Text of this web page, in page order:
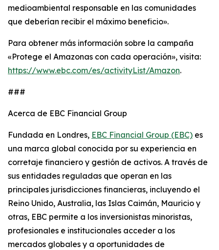
medioambiental responsable en las comunidades
que deberían recibir el máximo beneficio».
Para obtener más información sobre la campaña
«Protege el Amazonas con cada operación», visita:
https://www.ebc.com/es/activityList/Amazon.
###
Acerca de EBC Financial Group
Fundada en Londres, EBC Financial Group (EBC) es
una marca global conocida por su experiencia en
corretaje financiero y gestión de activos. A través de
sus entidades reguladas que operan en las
principales jurisdicciones financieras, incluyendo el
Reino Unido, Australia, las Islas Caimán, Mauricio y
otras, EBC permite a los inversionistas minoristas,
profesionales e institucionales acceder a los
mercados globales y a oportunidades de